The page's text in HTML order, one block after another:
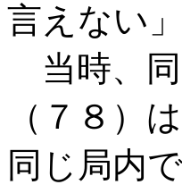
言えない
当時、同
（７８）
同じ局内